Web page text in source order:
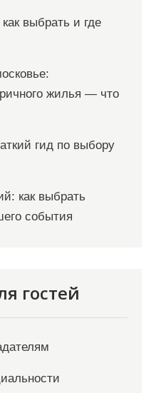
выбрать и где
жилья — что
гид по выбору
как выбрать
события
гостей